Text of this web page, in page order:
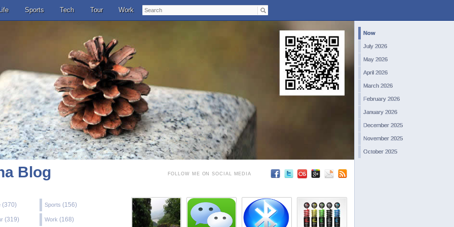
Sports Tech Tour Work
Now
July 2026
May 2026
April 2026
March 2026
February 2026
January 2026
December 2025
November 2025
October 2025
Search
Blog
(370) Sports (156)
(319) Work (168)
FOLLOW ME ON SOCIAL MEDIA